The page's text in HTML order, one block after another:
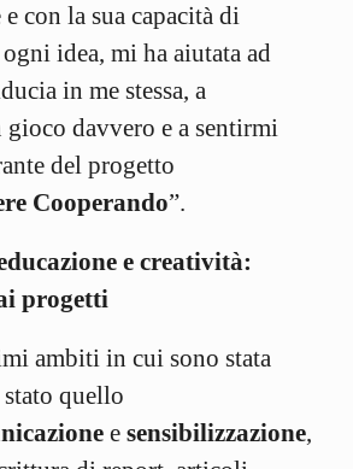
con la sua capacità di
idea, mi ha aiutata ad
in me stessa, a
davvero e a sentirmi
del progetto
Cooperando”.
e creatività:
progetti
ambiti in cui sono stata
quello
e sensibilizzazione,